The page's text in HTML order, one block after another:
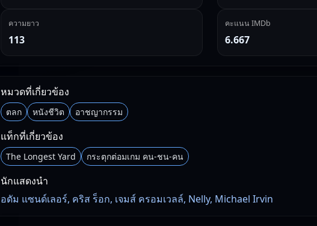
ความยาว
113
คะแนน IMDb
6.667
หมวดที่เกี่ยวข้อง
ตลก หนังชีวิต อาชญากรรม
แท็กที่เกี่ยวข้อง
The Longest Yard กระตุกต่อมเกม คน-ชน-คน
นักแสดงนำ
อดัม แซนด์เลอร์, คริส ร็อก, เจมส์ ครอมเวลล์, Nelly, Michael Irvin